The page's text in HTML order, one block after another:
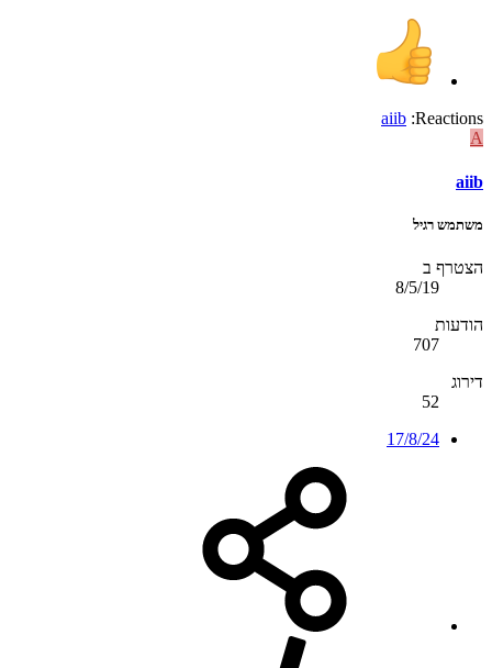
Reactions:
aiib
A
aiib
משתמש רגיל
הצטרף ב
8/5/19
הודעות
707
דירוג
52
17/8/24